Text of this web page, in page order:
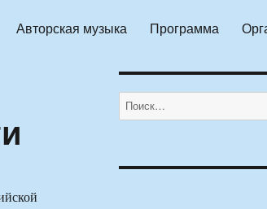
Авторская музыка Программа
Искать: